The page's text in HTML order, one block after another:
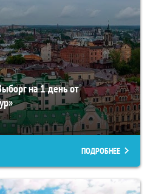
на 1 день от
ПОДРОБНЕЕ